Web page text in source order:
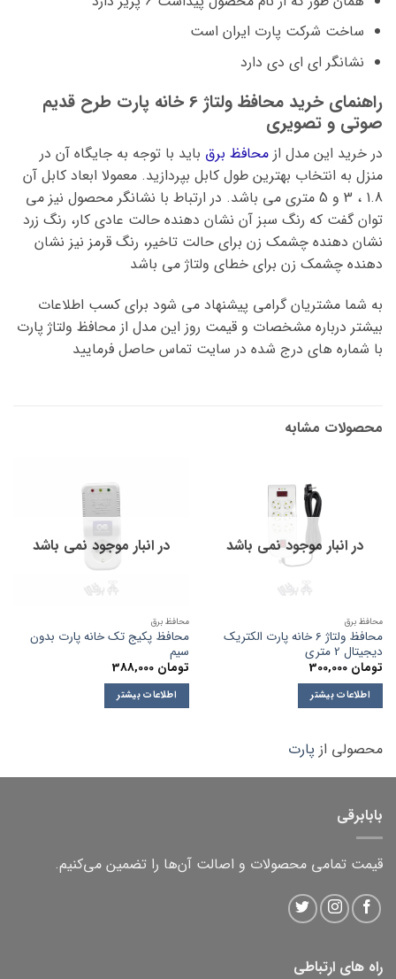
ساخت شرکت پارت ایران است
نشانگر ای ای دی دارد
راهنمای خرید محافظ ولتاژ 6 خانه پارت طرح قدیم
صوتی و تصویری
در خرید این مدل از محافظ برق باید با توجه به جایگاه آن در
منزل به انتخاب بهترین طول کابل بپردازید. معمولا ابعاد کابل آن
1.8 ، 3 و 5 متری می باشد. در ارتباط با نشانگر محصول نیز می
توان گفت که رنگ سبز آن نشان دهنده حالت عادی کار، رنگ زرد
نشان دهنده چشمک زن برای حالت تاخیر، رنگ قرمز نیز نشان
دهنده چشمک زن برای خطای ولتاژ می باشد
به شما مشتریان گرامی پیشنهاد می شود برای کسب اطلاعات
بیشتر درباره مشخصات و قیمت روز این مدل از محافظ ولتاژ پارت
با شماره های درج شده در سایت تماس حاصل فرمایید
محصولات مشابه
در انبار موجود نمی باشد
محافظ برق
محافظ ولتاژ 6 خانه پارت الکتریک
دیجیتال 2 متری
تومان
اطلاعات بیشتر
محصولی از پارت
در انبار موجود نمی باشد
محافظ برق
محافظ پکیج تک خانه پارت بدون
سیم
تومان
اطلاعات بیشتر
بابابرقی
قیمت تمامی محصولات و اصالت آن‌ها را تضمین می‌کنیم.
راه های ارتباطی